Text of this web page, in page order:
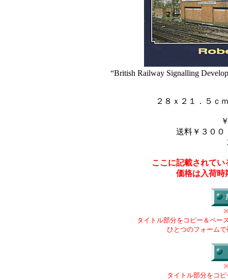
“British Railway Signalling
２８ｘ２１．５ｃ
送料￥３００
ここに記載されて
価格は入荷時
タイトル部分をコピー＆ペー
ひとつのフォーム
タイトル部分をコ